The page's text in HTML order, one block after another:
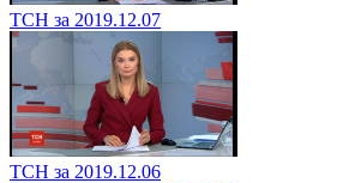
ТСН за 2019.12.07
ТСН за 2019.12.06